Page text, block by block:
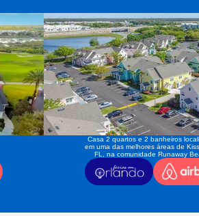
Casa 2 quartos e 2 banheiros
em uma das melhores áreas de
FL, na comunidade Runaway